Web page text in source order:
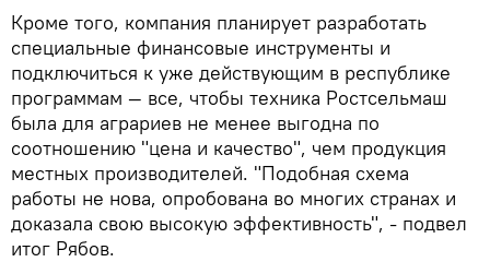
Кроме того, компания планирует разработать
специальные финансовые инструменты и
подключиться к уже действующим в республике
программам — все, чтобы техника Ростсельмаш
была для аграриев не менее выгодна по
соотношению "цена и качество", чем продукция
местных производителей. "Подобная схема
работы не нова, опробована во многих странах и
доказала свою высокую эффективность", - подвел
итог Рябов.